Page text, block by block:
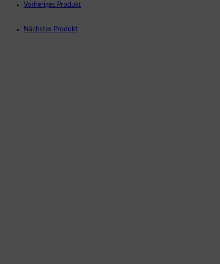
Vorheriges Produkt
Nächstes Produkt